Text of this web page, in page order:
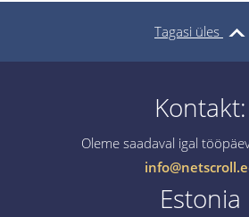
Tagasi üles
Kontakt:
Oleme saadaval igal
Estonia